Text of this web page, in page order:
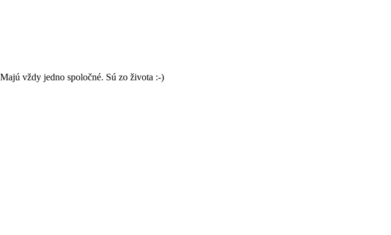
vždy jedno spoločné. Sú zo života :-)